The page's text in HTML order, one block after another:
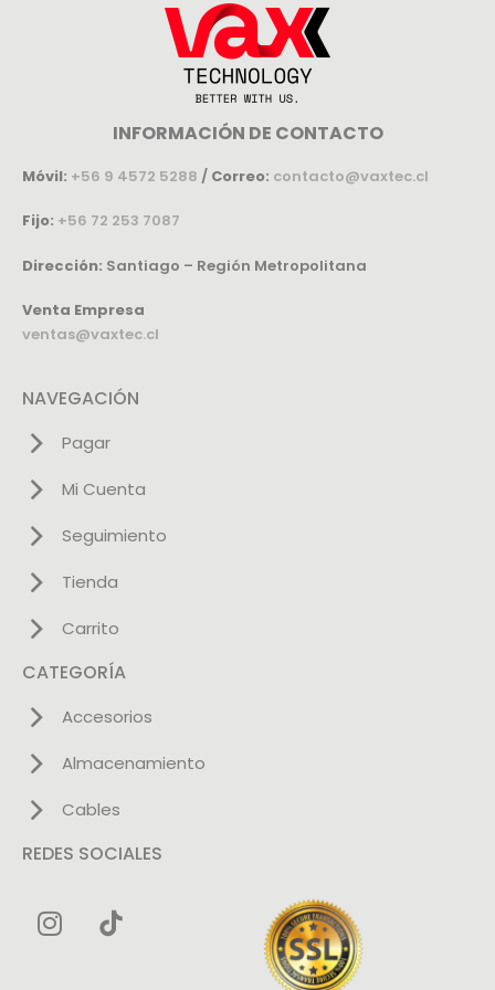
INFORMACIÓN DE CONTACTO
Móvil: +56 9 4572 5288 / Correo: contacto@vaxtec.cl
Fijo: +56 72 253 7087
Dirección: Santiago – Región Metropolitana
Venta Empresa
ventas@vaxtec.cl
NAVEGACIÓN
Pagar
Mi Cuenta
Seguimiento
Tienda
Carrito
CATEGORÍA
Accesorios
Almacenamiento
Cables
REDES SOCIALES